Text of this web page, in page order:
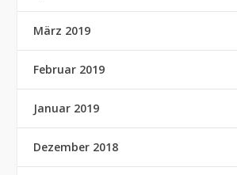
März 2019
Februar 2019
Januar 2019
Dezember 2018